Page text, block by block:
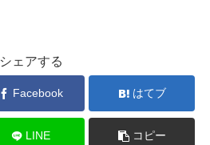
シェアする
Facebook はてブ
LINE コピー